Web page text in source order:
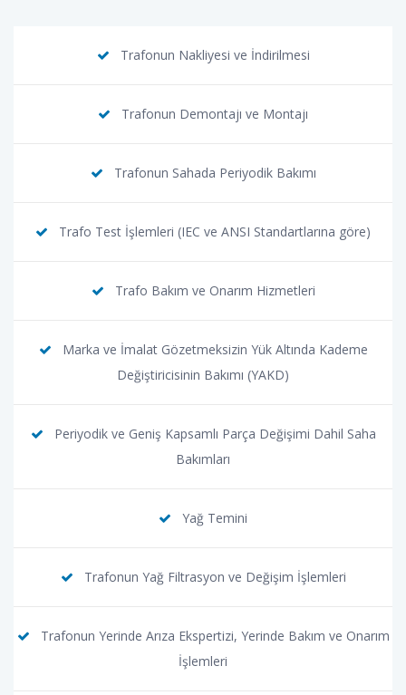
Trafonun Nakliyesi ve İndirilmesi
Trafonun Demontajı ve Montajı
Trafonun Sahada Periyodik Bakımı
Trafo Test İşlemleri (IEC ve ANSI Standartlarına göre)
Trafo Bakım ve Onarım Hizmetleri
Marka ve İmalat Gözetmeksizin Yük Altında Kademe
Değiştiricisinin Bakımı (YAKD)
Periyodik ve Geniş Kapsamlı Parça Değişimi Dahil Saha
Bakımları
Yağ Temini
Trafonun Yağ Filtrasyon ve Değişim İşlemleri
Trafonun Yerinde Arıza Ekspertizi, Yerinde Bakım ve Onarım
İşlemleri